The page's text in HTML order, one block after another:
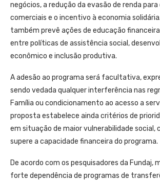
negócios, a redução da evasão de renda
comerciais e o incentivo à economia
também prevê ações de educação
entre políticas de assistência social,
econômico e inclusão produtiva.
A adesão ao programa será facultativa,
sendo vedada qualquer interferência nas
Família ou condicionamento ao acesso a
proposta estabelece ainda critérios de
em situação de maior vulnerabilidade social,
supere a capacidade financeira do programa.
De acordo com os pesquisadores da Fundaj,
forte dependência de programas de